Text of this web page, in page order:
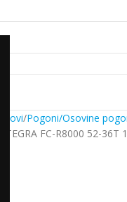
Pogoni/Osovine
FC-R8000 52-36T